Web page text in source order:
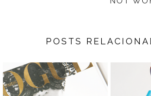
POSTS